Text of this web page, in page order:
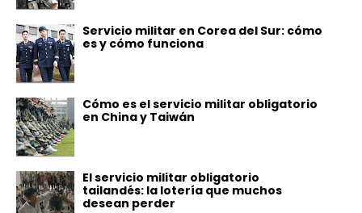
Servicio militar en Corea del Sur: cómo
es y cómo funciona
Cómo es el servicio militar obligatorio
en China y Taiwán
El servicio militar obligatorio
tailandés: la lotería que muchos
desean perder